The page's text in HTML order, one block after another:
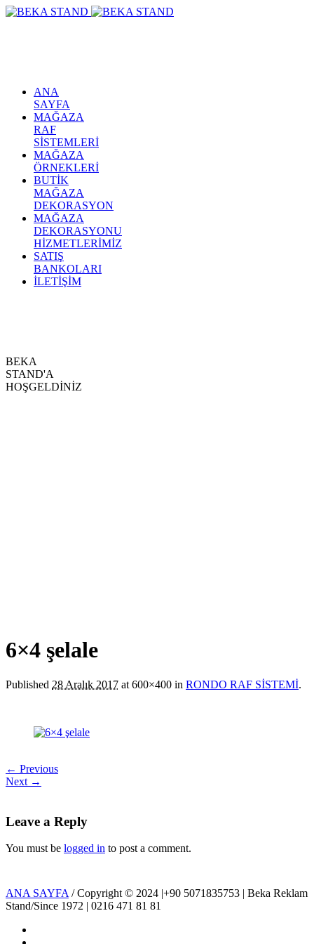
ANA
SAYFA
MAĞAZA
RAF
SİSTEMLERİ
MAĞAZA
ÖRNEKLERİ
BUTİK
MAĞAZA
DEKORASYON
MAĞAZA
DEKORASYONU
HİZMETLERİMİZ
SATIŞ
BANKOLARI
İLETİŞİM
BEKA
STAND'A
HOŞGELDİNİZ
6×4 şelale
Published 28 Aralık 2017 at 600×400 in RONDO RAF SİSTEMİ.
← Previous
Next →
Leave a Reply
You must be logged in to post a comment.
ANA SAYFA / Copyright © 2024 |+90 5071835753 | Beka Reklam
Stand/Since 1972 | 0216 471 81 81